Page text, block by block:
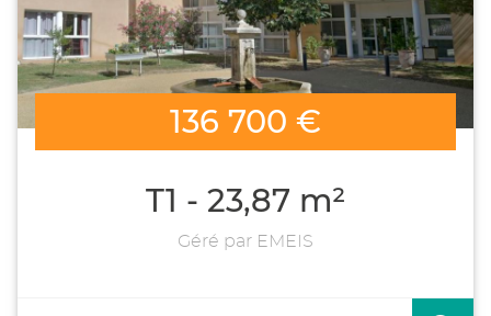
136 700 €
T1 - 23,87 m²
Géré par EMEIS